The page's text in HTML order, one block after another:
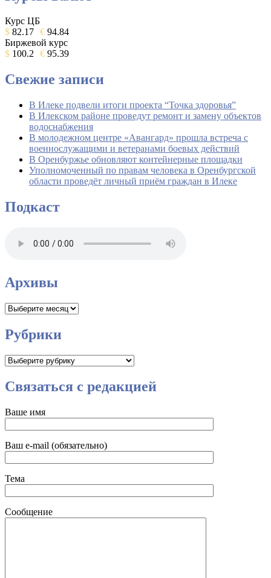
Курс ЦБ
$ 82.17 € 94.84
Биржевой курс
$ 100.2 € 95.39
Свежие записи
В Илеке подвели итоги проекта “Точка здоровья”
В Илекском районе проведут ремонт и замену объектов
водоснабжения
В молодежном центре «Авангард» прошла встреча с
военнослужащими и ветеранами боевых действий
В Оренбуржье обновляют контейнерные площадки
Уполномоченный по правам человека в Оренбургской
области проведёт личный приём граждан в Илеке
Подкаст
Архивы
Архивы
Рубрики
Рубрики
Связаться с редакцией
Ваше имя
Ваш e-mail (обязательно)
Тема
Сообщение